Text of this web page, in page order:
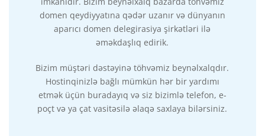
domen qeydiyyatına qədər uzanır və dünyanın
aparıcı domen delegirasiya şirkətləri ilə
əməkdaşlıq edirik.
Bizim müştəri dəstəyinə töhvəmiz beynəlxalqdır.
Hostinqinizlə bağlı mümkün hər bir yardımı
etmək üçün buradayıq və siz bizimlə telefon, e-
poçt və ya çat vasitəsilə əlaqə saxlaya bilərsiniz.